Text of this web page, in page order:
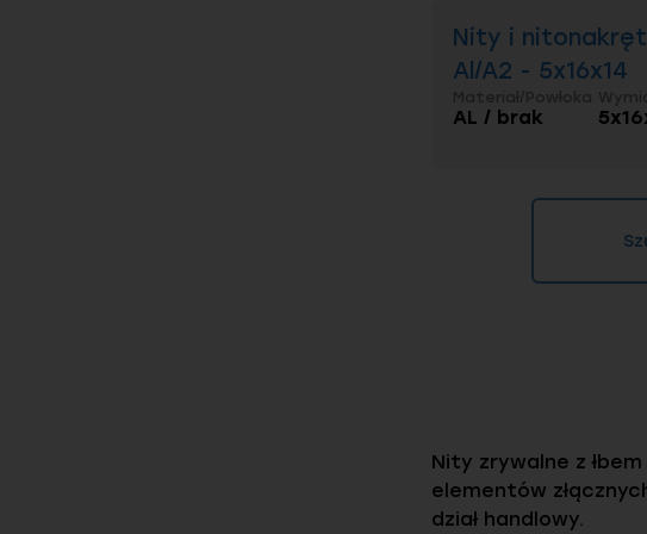
Nity i
Al/A2 - 5x16x14
AL / brak
Nity zrywalne z
elementów
dział handlowy.